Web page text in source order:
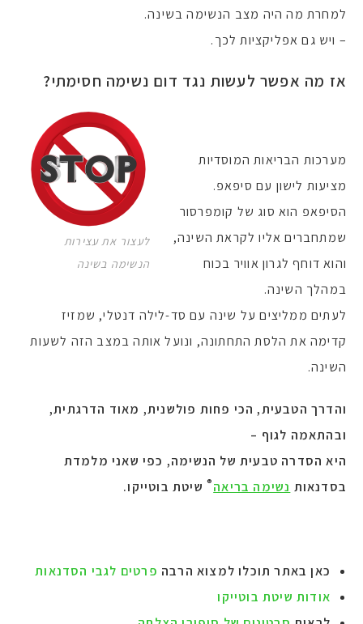
למחרת מה היה מצב הנשימה בשינה.
– ויש גם אפליקציות לכך.
אז מה אפשר לעשות נגד דום נשימה חסימתי?
לעצור את עצירות
הנשימה בשינה
מערכות הבריאות המוסדיות
מציעות לישון עם סיפאפ.
הסיפאפ הוא סוג של קומפרסור
שמתחברים אליו לקראת השינה,
והוא דוחף לגרון אוויר בכוח
במהלך השינה.
לעתים ממליצים על שינה עם סד-לילה דנטלי, שמזיז
קדימה את הלסת התחתונה, ונועל אותה במצב הזה לשעות
השינה.
והדרך הטבעית, הכי פחות פולשנית, מאוד הדרגתית,
ובהתאמה לגוף –
היא הסדרה טבעית של הנשימה, כפי שאני מלמדת
בסדנאות נשימה בריאה ® שיטת בוטייקו.
כאן באתר תוכלו למצוא הרבה פרטים לגבי הסדנאות
אודות שיטת בוטייקו